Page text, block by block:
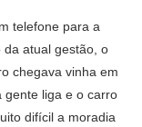
telefone para a
da atual gestão, o
chegava vinha em
gente liga e o carro
difícil a moradia